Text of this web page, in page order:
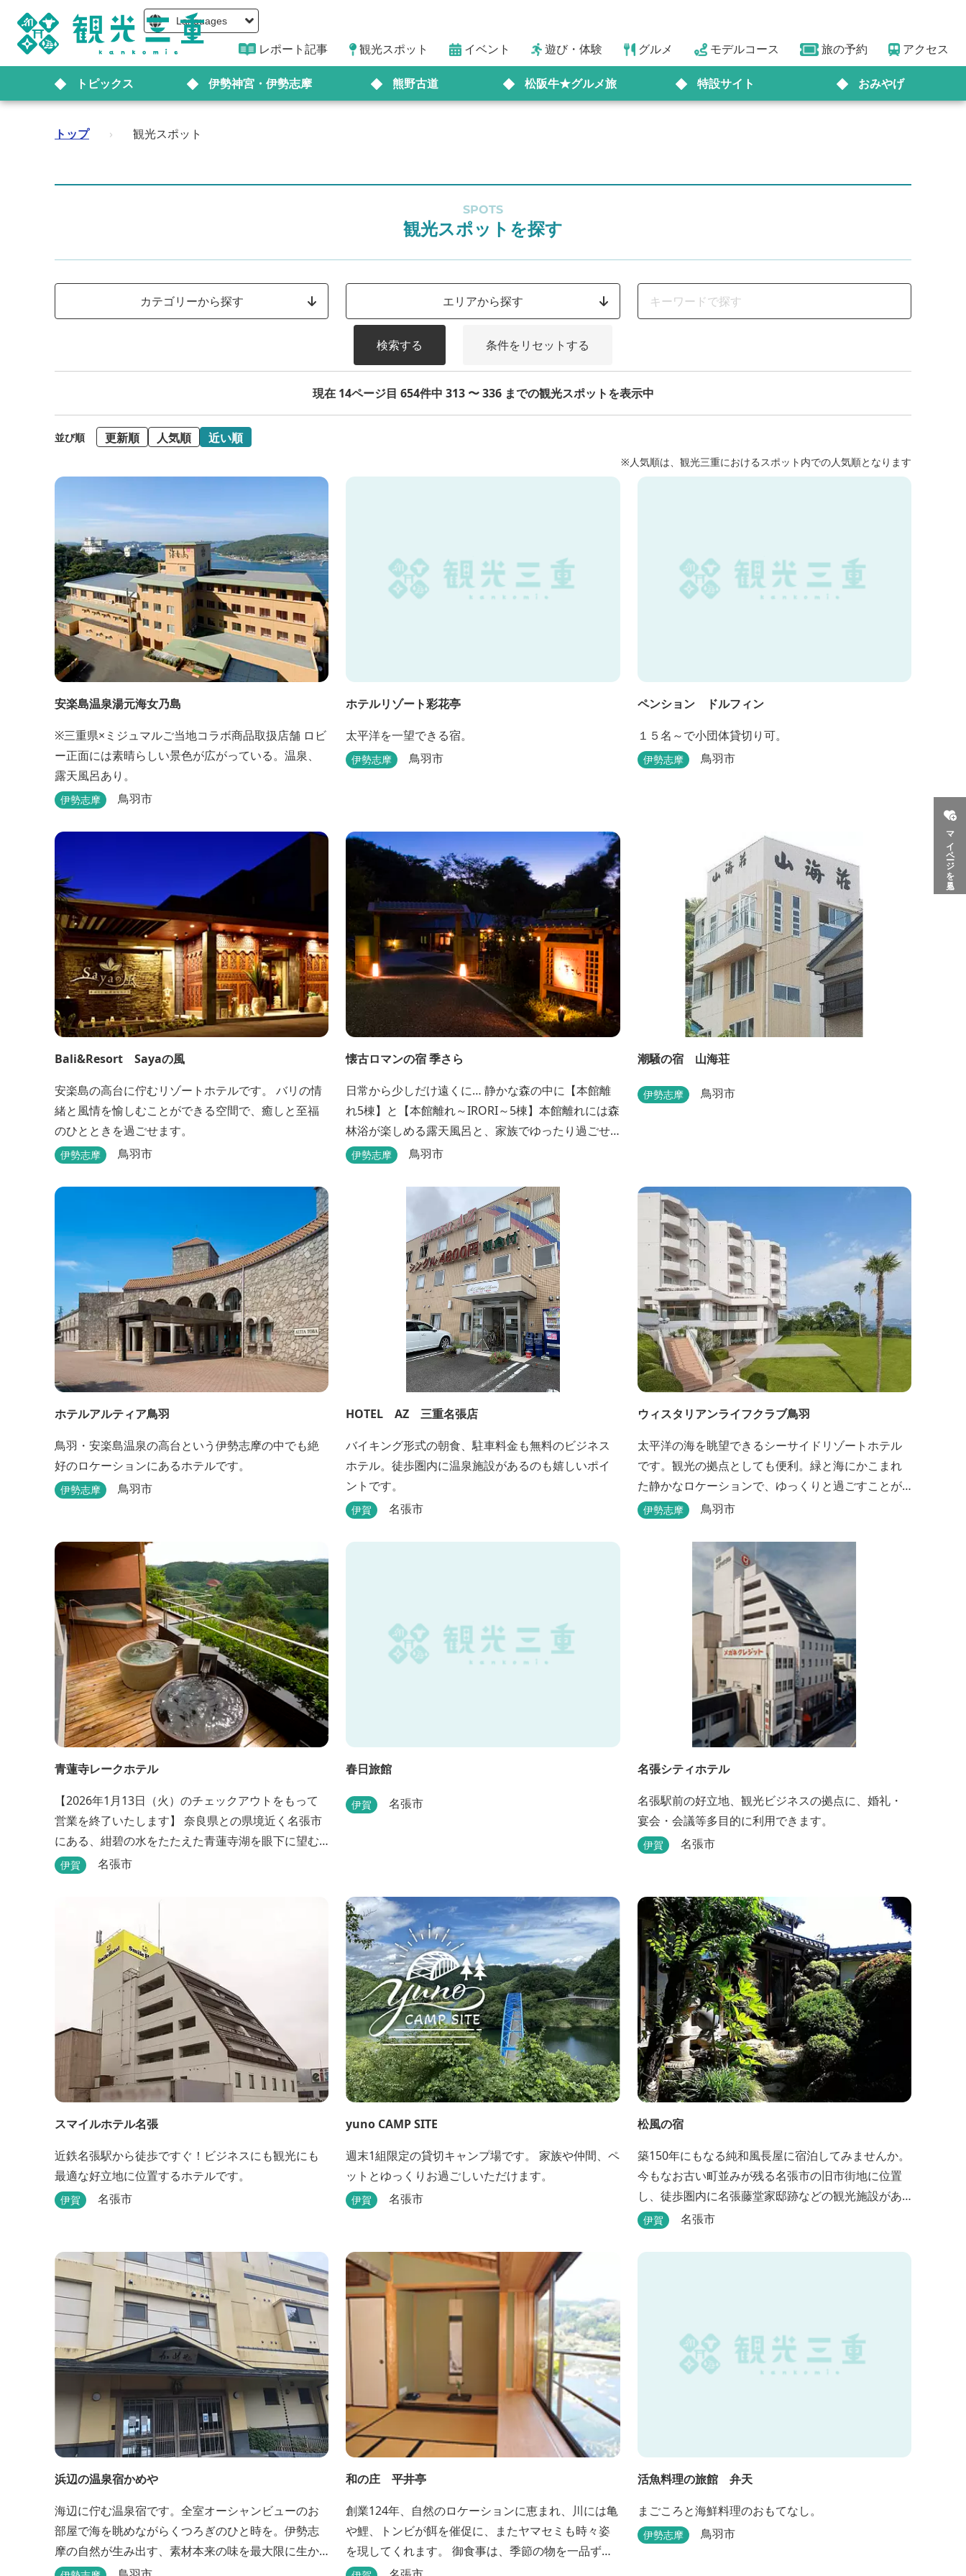
Languages
レポート記事 観光スポット イベント 遊び・体験 グルメ モデルコース 旅の予約 アクセス
トピックス 伊勢神宮・伊勢志摩 熊野古道 松阪牛★グルメ旅 特設サイト おみやげ
マイページを見る
トップ › 観光スポット
SPOTS
観光スポットを探す
カテゴリーから探す エリアから探す
検索する 条件をリセットする
現在 14ページ目 654件中 313 〜 336 までの観光スポットを表示中
並び順 更新順 人気順 近い順
※人気順は、観光三重におけるスポット内での人気順となります
安楽島温泉湯元海女乃島
※三重県×ミジュマルご当地コラボ商品取扱店舗 ロビ
ー正面には素晴らしい景色が広がっている。温泉、
露天風呂あり。
伊勢志摩 鳥羽市
ホテルリゾート彩花亭
太平洋を一望できる宿。
伊勢志摩 鳥羽市
ペンション ドルフィン
１５名～で小団体貸切り可。
伊勢志摩 鳥羽市
Bali&Resort Sayaの風
安楽島の高台に佇むリゾートホテルです。 バリの情
緒と風情を愉しむことができる空間で、癒しと至福
のひとときを過ごせます。
伊勢志摩 鳥羽市
懐古ロマンの宿 季さら
日常から少しだけ遠くに… 静かな森の中に【本館離
れ5棟】と【本館離れ～IRORI～5棟】本館離れには森
林浴が楽しめる露天風呂と、家族でゆったり過ごせ
る内湯がついています。お部屋に合わせた様々なプ
伊勢志摩 鳥羽市
潮騒の宿 山海荘
伊勢志摩 鳥羽市
ホテルアルティア鳥羽
鳥羽・安楽島温泉の高台という伊勢志摩の中でも絶
好のロケーションにあるホテルです。
伊勢志摩 鳥羽市
HOTEL AZ 三重名張店
バイキング形式の朝食、駐車料金も無料のビジネス
ホテル。徒歩圏内に温泉施設があるのも嬉しいポイ
ントです。
伊賀 名張市
ウィスタリアンライフクラブ鳥羽
太平洋の海を眺望できるシーサイドリゾートホテル
です。観光の拠点としても便利。緑と海にかこまれ
た静かなロケーションで、ゆっくりと過ごすことが
できます。
伊勢志摩 鳥羽市
青蓮寺レークホテル
【2026年1月13日（火）のチェックアウトをもって
営業を終了いたします】 奈良県との県境近く名張市
にある、紺碧の水をたたえた青蓮寺湖を眼下に望む
ホテル。自家源泉の「香落渓（こおちだに）温泉」
ものがなく、絶景と評判です。
伊賀 名張市
春日旅館
伊賀 名張市
名張シティホテル
名張駅前の好立地、観光ビジネスの拠点に、婚礼・
宴会・会議等多目的に利用できます。
伊賀 名張市
スマイルホテル名張
近鉄名張駅から徒歩ですぐ！ビジネスにも観光にも
最適な好立地に位置するホテルです。
伊賀 名張市
yuno CAMP SITE
週末1組限定の貸切キャンプ場です。 家族や仲間、ペ
ットとゆっくりお過ごしいただけます。
伊賀 名張市
松風の宿
築150年にもなる純和風長屋に宿泊してみませんか。
今もなお古い町並みが残る名張市の旧市街地に位置
し、徒歩圏内に名張藤堂家邸跡などの観光施設があ
ります。
伊賀 名張市
浜辺の温泉宿かめや
海辺に佇む温泉宿です。全室オーシャンビューのお
部屋で海を眺めながらくつろぎのひと時を。伊勢志
摩の自然が生み出す、素材本来の味を最大限に生か
したお料理も味わえます。
和の庄 平井亭
創業124年、自然のロケーションに恵まれ、川には亀
や鯉、トンビが餌を催促に、またヤマセミも時々姿
を現してくれます。 御食事は、季節の物を一品ず
つ、手作りの味を楽しんで頂いております。（宿泊
活魚料理の旅館 弁天
まごころと海鮮料理のおもてなし。
伊勢志摩 鳥羽市